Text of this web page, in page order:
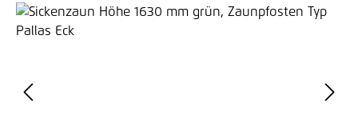
Bildergalerie überspringen